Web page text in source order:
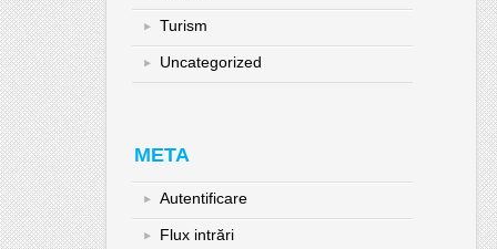
Turism
Uncategorized
META
Autentificare
Flux intrări